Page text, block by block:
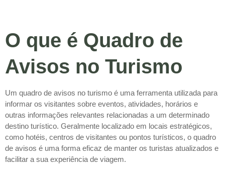
O que é Quadro de
Avisos no Turismo
Um quadro de avisos no turismo é uma ferramenta utilizada para
informar os visitantes sobre eventos, atividades, horários e
outras informações relevantes relacionadas a um determinado
destino turístico. Geralmente localizado em locais estratégicos,
como hotéis, centros de visitantes ou pontos turísticos, o quadro
de avisos é uma forma eficaz de manter os turistas atualizados e
facilitar a sua experiência de viagem.